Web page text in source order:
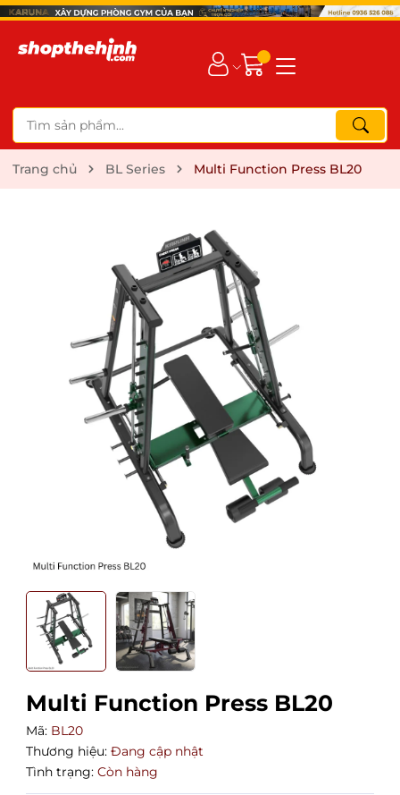
Trang chủ BL Series Multi Function Press BL20
Multi Function Press BL20
Mã: BL20
Thương hiệu: Đang cập nhật
Tình trạng: Còn hàng